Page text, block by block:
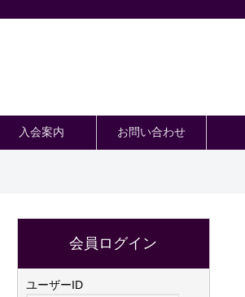
入会案内 お問い合わせ
会員ログイン
ユーザーID